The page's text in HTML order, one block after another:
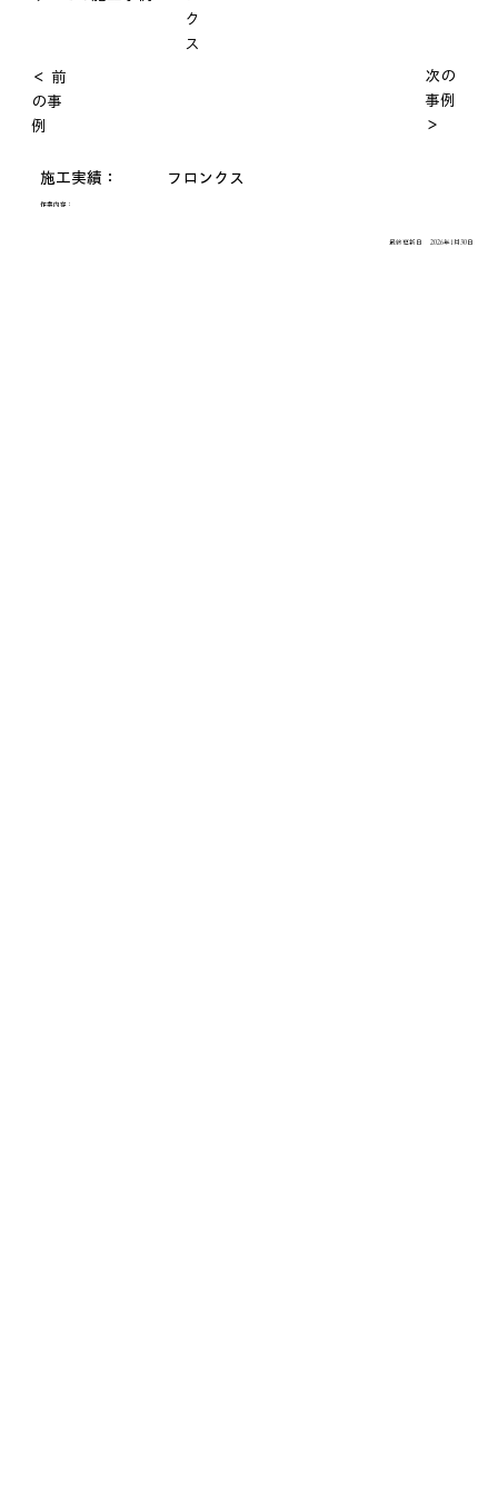
ク
ス
施工実績： フロンクス
作業内容：
最終更新日 2026年1月30日
＜ 前
の事
例
次の
事例
＞